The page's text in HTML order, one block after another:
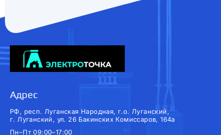
Адрес
РФ, респ. Луганская Народная, г.о. Луганский,
г. Луганский, ул. 26 Бакинских Комиссаров, 164а
Пн–Пт 09:00–17:00